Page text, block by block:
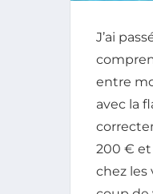
J’ai
entre
avec la
200 € et
chez les